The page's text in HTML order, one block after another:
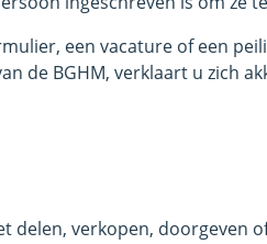
een vacature of een
de BGHM, verklaart u zich
delen, verkopen, doorgeven